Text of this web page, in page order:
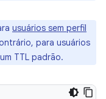
usuários sem perfil
para usuários
TTL padrão.